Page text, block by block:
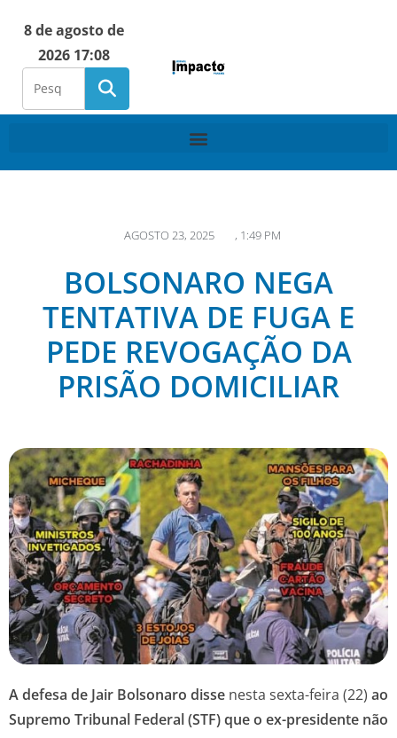
8 de agosto de
2026 17:08
AGOSTO 23, 2025 , 1:49 PM
BOLSONARO NEGA
TENTATIVA DE FUGA E
PEDE REVOGAÇÃO DA
PRISÃO DOMICILIAR
A defesa de Jair Bolsonaro disse nesta sexta-feira (22) ao
Supremo Tribunal Federal (STF) que o ex-presidente não